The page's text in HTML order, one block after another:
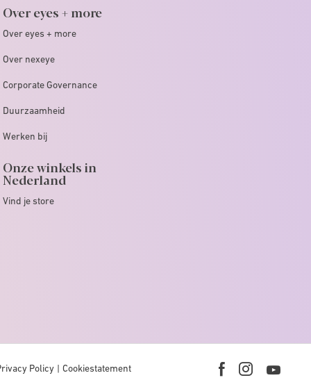
Over eyes + more
Over eyes + more
Over nexeye
Corporate Governance
Duurzaamheid
Werken bij
Onze winkels in
Nederland
Vind je store
Policy Cookiestatement